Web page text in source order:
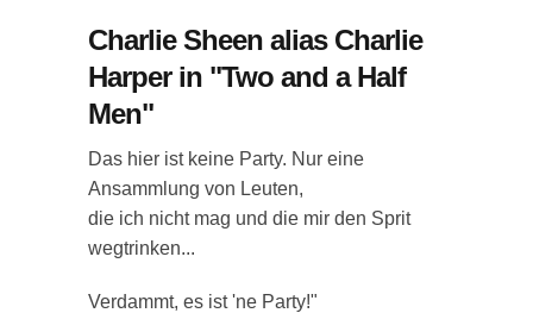
Charlie Sheen alias Charlie
Harper in "Two and a Half
Men"
Das hier ist keine Party. Nur eine
Ansammlung von Leuten,
die ich nicht mag und die mir den Sprit
wegtrinken...
Verdammt, es ist 'ne Party!"